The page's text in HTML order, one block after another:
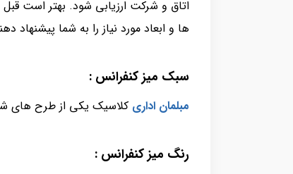
اتاق و شرکت ارزیابی شود. بهتر است قبل
ها و ابعاد مورد نیاز را به شما پیشنهاد
سبک ميز كنفرانس :
مبلمان اداری کلاسیک یکی از طرح های
رنگ ميز كنفرانس :